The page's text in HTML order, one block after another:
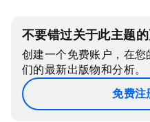
不要错过关于此主题
创建一个免费账户，在
们的最新出版物和分析。
免费注